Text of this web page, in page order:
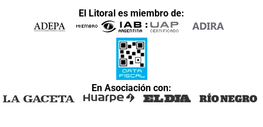
El Litoral es miembro de:
En Asociación con: